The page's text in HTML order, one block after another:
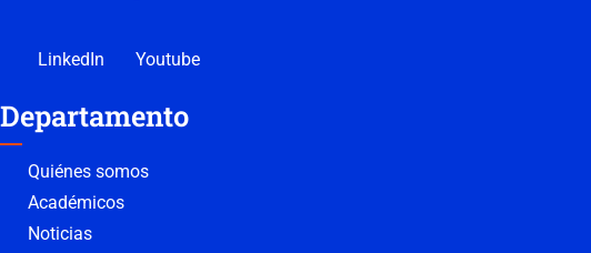
LinkedIn Youtube
Departamento
Quiénes somos
Académicos
Noticias